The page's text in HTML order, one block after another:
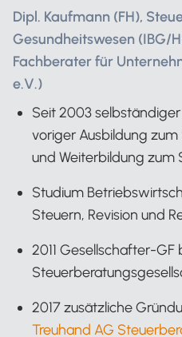
Dipl. Kaufmann (FH),
Gesundheitswesen (IBG/
Fachberater für
e.V.)
Seit 2003
voriger Ausbildung
und Weiterbildung zum
Studium
Steuern, Revision und
2011 Gesellschafter-GF
2017 zusätzliche
Treuhand AG